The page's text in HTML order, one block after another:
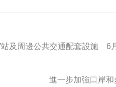
站及周邊公共交通配套設施 6
進一步加強口岸